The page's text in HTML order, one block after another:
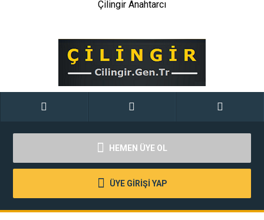
Çilingir Anahtarcı
HEMEN ÜYE OL
ÜYE GİRİŞİ YAP